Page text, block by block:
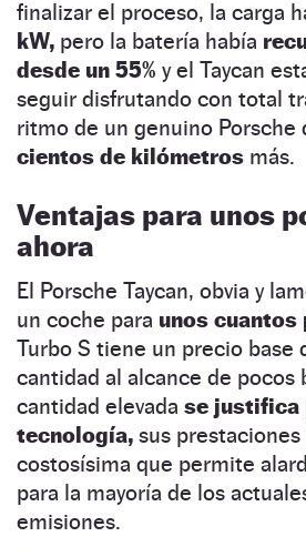
finalizar el proceso, la carga
kW, pero la batería había
desde un 55% y el Taycan
seguir disfrutando con total
ritmo de un genuino Porsche
cientos de kilómetros más.
Ventajas para unos
ahora
El Porsche Taycan, obvia y
un coche para unos
Turbo S tiene un precio base
cantidad al alcance de pocos
cantidad elevada se justifica
tecnología, sus
costosísima que permite
para la mayoría de los
emisiones.